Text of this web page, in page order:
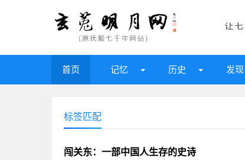
首页 记忆 历史 发
标签匹配
闯关东：一部中国人生存的史诗